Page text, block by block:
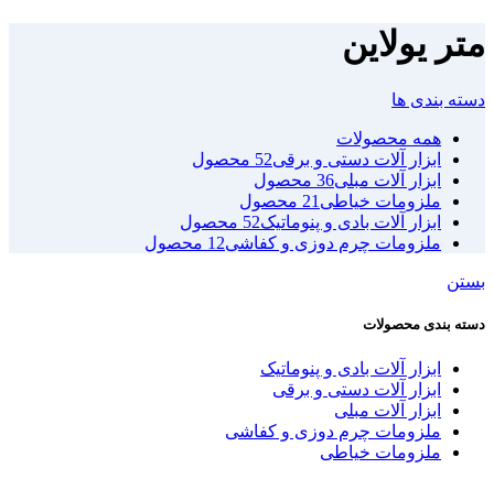
متر یولاین
دسته بندی ها
همه محصولات
ابزار آلات دستی و برقی52 محصول
ابزار آلات مبلی36 محصول
ملزومات خیاطی 21 محصول
ابزار آلات بادی و پنوماتیک52 محصول
ملزومات چرم دوزی و کفاشی12 محصول
بستن
دسته بندی محصولات
ابزار آلات بادی و پنوماتیک
ابزار آلات دستی و برقی
ابزار آلات مبلی
ملزومات چرم دوزی و کفاشی
ملزومات خیاطی